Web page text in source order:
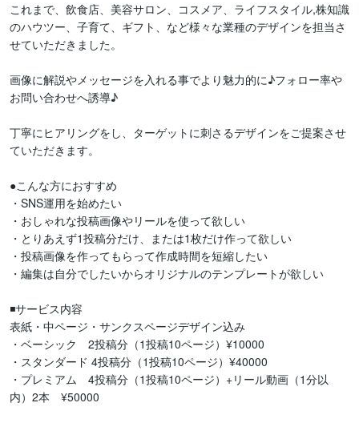
これまで、飲食店、美容サロン、コスメア、ライフスタイル,株知識
のハウツー、子育て、ギフト、など様々な業種のデザインを担当さ
せていただきました。
画像に解説やメッセージを入れる事でより魅力的に♪フォロー率や
お問い合わせへ誘導♪
丁寧にヒアリングをし、ターゲットに刺さるデザインをご提案させ
ていただきます。
●こんな方におすすめ
・SNS運用を始めたい
・おしゃれな投稿画像やリールを使って欲しい
・とりあえず1投稿分だけ、または1枚だけ作って欲しい
・投稿画像を作ってもらって作成時間を短縮したい
・編集は自分でしたいからオリジナルのテンプレートが欲しい
◾️サービス内容
表紙・中ページ・サンクスページデザイン込み
・ベーシック　2投稿分（1投稿10ページ）¥10000
・スタンダード 4投稿分（1投稿10ページ）¥40000
・プレミアム　4投稿分（1投稿10ページ）+リール動画（1分以
内）2本　¥50000